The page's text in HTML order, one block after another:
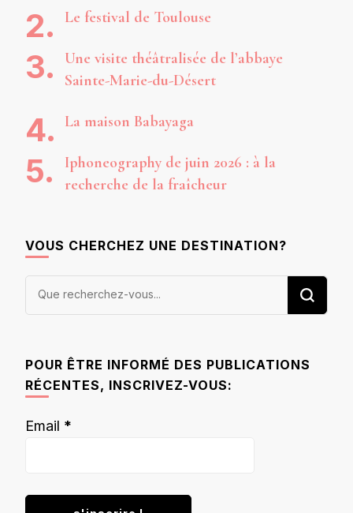
Le festival de Toulouse
Une visite théâtralisée de l’abbaye
Sainte-Marie-du-Désert
La maison Babayaga
Iphoneography de juin 2026 : à la
recherche de la fraîcheur
VOUS CHERCHEZ UNE DESTINATION?
Vous
POUR ÊTRE INFORMÉ DES PUBLICATIONS
RÉCENTES, INSCRIVEZ-VOUS:
Email *